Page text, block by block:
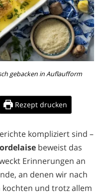
gebacken in Auflaufform
Rezept drucken
kompliziert sind –
beweist das
Erinnerungen an
an denen wir nach
kochten und trotz allem